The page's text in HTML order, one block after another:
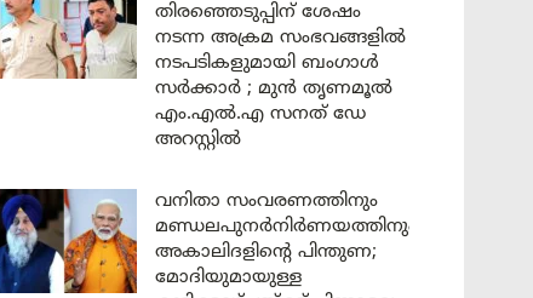
തിരഞ്ഞെടുപ്പിന് ശേഷം
നടന്ന അക്രമ സംഭവങ്ങളിൽ
നടപടികളുമായി ബംഗാൾ
സർക്കാർ ; മുൻ തൃണമൂൽ
എം.എൽ.എ സനത് ഡേ
അറസ്റ്റിൽ
വനിതാ സംവരണത്തിനും
മണ്ഡലപുനർനിർണയത്തിനും
അകാലിദളിന്റെ പിന്തുണ;
മോദിയുമായുള്ള